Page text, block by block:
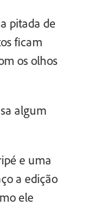
pitada de
ficam
os olhos
algum
e uma
a edição
ele